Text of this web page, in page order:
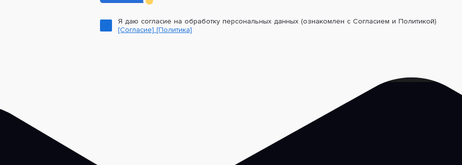
Я даю согласие на обработку персональных данных (ознакомлен с Согласием и Политикой)
[Согласие] [Политика]